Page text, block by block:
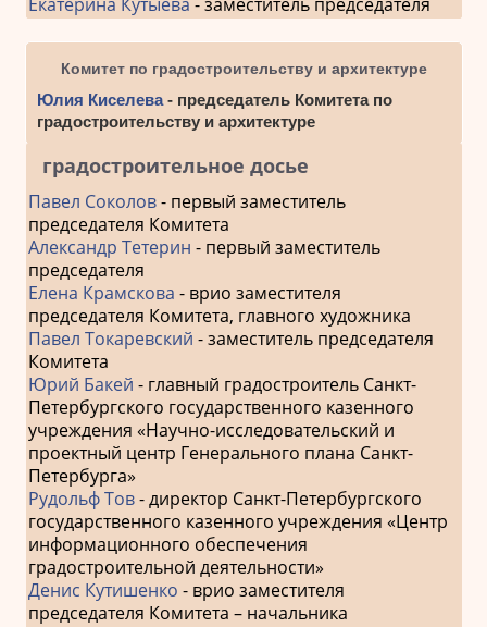
Комитет по градостроительству и архитектуре
Юлия Киселева- председатель Комитета по
градостроительству и архитектуре
градостроительное досье
Павел Соколов- первый заместитель
председателя Комитета
Александр Тетерин - первый заместитель
председателя
Елена Крамскова - врио заместителя
председателя Комитета, главного художника
Павел Токаревский - заместитель председателя
Комитета
Юрий Бакей - главный градостроитель Санкт-
Петербургского государственного казенного
учреждения «Научно-исследовательский и
проектный центр Генерального плана Санкт-
Петербурга»
Рудольф Тов- директор Санкт-Петербургского
государственного казенного учреждения «Центр
информационного обеспечения
градостроительной деятельности»
Денис Кутишенко - врио заместителя
председателя Комитета – начальника